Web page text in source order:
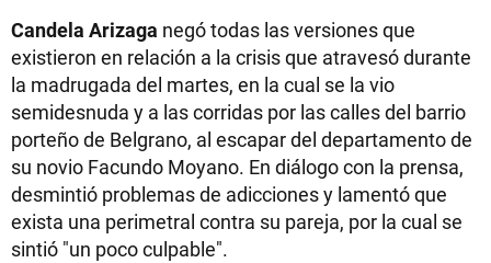
Candela Arizaga negó todas las versiones que
existieron en relación a la crisis que atravesó durante
la madrugada del martes, en la cual se la vio
semidesnuda y a las corridas por las calles del barrio
porteño de Belgrano, al escapar del departamento de
su novio Facundo Moyano. En diálogo con la prensa,
desmintió problemas de adicciones y lamentó que
exista una perimetral contra su pareja, por la cual se
sintió "un poco culpable".